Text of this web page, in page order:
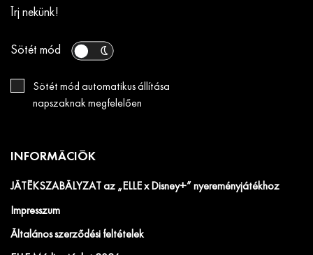
Írj nekünk!
Sötét mód
Sötét mód automatikus állítása
napszaknak megfelelően
INFORMÁCIÓK
JÁTÉKSZABÁLYZAT az „ELLE x Disney+” nyereményjátékhoz
Impresszum
Általános szerződési feltételek